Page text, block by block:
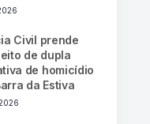
Civil prende
de dupla
de homicídio
da Estiva